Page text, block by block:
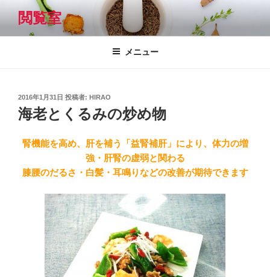
テ
閲覧室
メニュー
投
稿
日:
2016年1月31日 投稿者: HIRAO
海老とくるみの炒め物
腎機能を高め、肝を補う「益腎補肝」により、体力の増
強・肝腎の虚弱と関わる
膝腰のだるさ・白髪・耳鳴りなどの改善が期待できます